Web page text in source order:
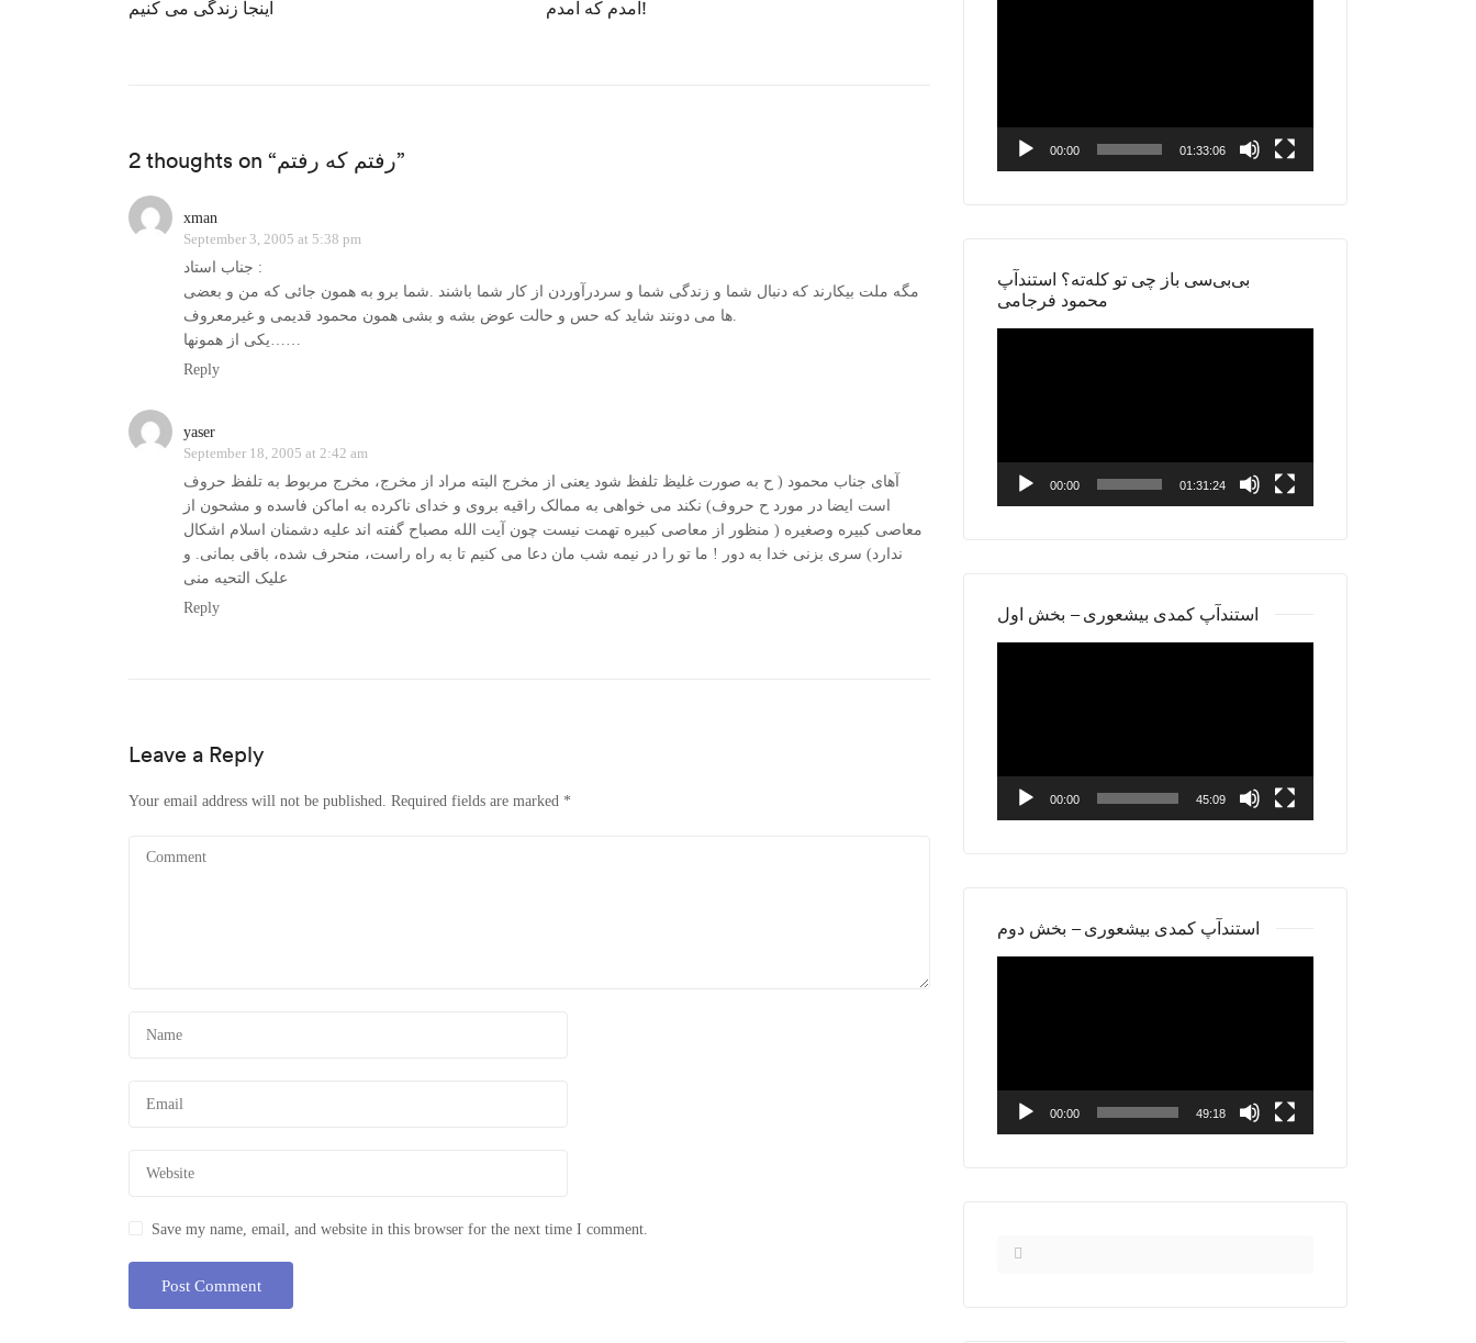
اینجا زندگی می کنیم آمدم که آمدم!
2 thoughts on “رفتم که رفتم”
xman
September 3, 2005 at 5:38 pm
جناب استاد :
مگه ملت بیکارند که دنبال شما و زندگی شما و سردرآوردن از کار شما باشند .شما برو به همون جائی که من و بعضی
ها می دونند شاید که حس و حالت عوض بشه و بشی همون محمود قدیمی و غیرمعروف.
یکی از همونها……
Reply
yaser
September 18, 2005 at 2:42 am
آهای جناب محمود ( ح به صورت غلیظ تلفظ شود یعنی از مخرج البته مراد از مخرج، مخرج مربوط به تلفظ حروف
است ایضا در مورد ح حروف) نکند می خواهی به ممالک راقیه بروی و خدای ناکرده به اماکن فاسده و مشحون از
معاصی کبیره وصغیره ( منظور از معاصی کبیره تهمت نیست چون آیت الله مصباح گفته اند علیه دشمنان اسلام اشکال
ندارد) سری بزنی خدا به دور ! ما تو را در نیمه شب مان دعا می کنیم تا به راه راست، منحرف شده، باقی بمانی. و
علیک التحیه منی
Reply
Leave a Reply
Your email address will not be published. Required fields are marked *
Save my name, email, and website in this browser for the next time I comment.
00:00 01:33:06
بی‌بی‌سی باز چی تو کله‌ته؟ استندآپ
محمود فرجامی
00:00 01:31:24
استندآپ کمدی بیشعوری – بخش اول
00:00 45:09
استندآپ کمدی بیشعوری – بخش دوم
00:00 49:18